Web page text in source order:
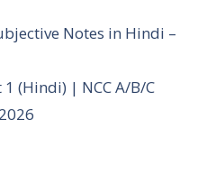
Notes in Hindi –
1 (Hindi) | NCC A/B/C